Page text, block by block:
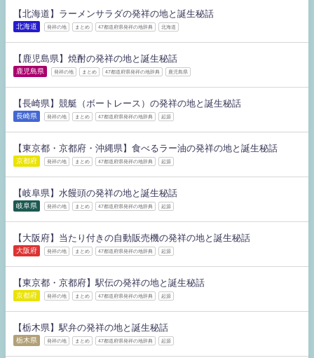
【北海道】ラーメンサラダの発祥の地と誕生秘話
北海道 発祥の地 まとめ 47都道府県発祥の地辞典 北海道
【鹿児島県】焼酎の発祥の地と誕生秘話
鹿児島県 発祥の地 まとめ 47都道府県発祥の地辞典 鹿児島県
【長崎県】競艇（ボートレース）の発祥の地と誕生秘話
長崎県 発祥の地 まとめ 47都道府県発祥の地辞典 起源
【東京都・京都府・沖縄県】食べるラー油の発祥の地と誕生秘話
京都府 発祥の地 まとめ 47都道府県発祥の地辞典 起源
【岐阜県】水饅頭の発祥の地と誕生秘話
岐阜県 発祥の地 まとめ 47都道府県発祥の地辞典 起源
【大阪府】当たり付きの自動販売機の発祥の地と誕生秘話
大阪府 発祥の地 まとめ 47都道府県発祥の地辞典 起源
【東京都・京都府】駅伝の発祥の地と誕生秘話
京都府 発祥の地 まとめ 47都道府県発祥の地辞典 起源
【栃木県】駅弁の発祥の地と誕生秘話
栃木県 発祥の地 まとめ 47都道府県発祥の地辞典 起源